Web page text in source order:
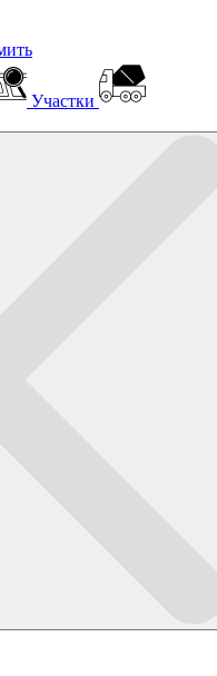
Участки